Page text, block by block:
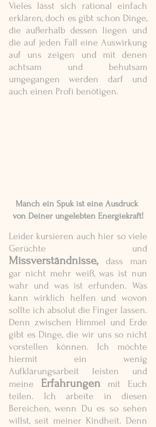
Vieles lässt sich rational einfach
erklären, doch es gibt schon Dinge,
die außerhalb dessen liegen und
die auf jeden Fall eine Auswirkung
auf uns zeigen und mit denen
achtsam und behutsam
umgegangen werden darf und
auch einen Profi benötigen.
Manch ein Spuk ist eine Ausdruck
von Deiner ungelebten Energiekraft!
Leider kursieren auch hier so viele
Missverständnisse, dass man
gar nicht mehr weiß, was ist nun
wahr und was ist erfunden. Was
kann wirklich helfen und wovon
sollte ich absolut die Finger lassen.
Denn zwischen Himmel und Erde
gibt es Dinge, die wir uns so nicht
vorstellen können. Ich möchte
hiermit ein wenig
Aufklärungsarbeit leisten und
meine Erfahrungen
mit Euch
teilen. Ich arbeite in diesen
Bereichen, wenn Du es so sehen
willst, seit meiner Kindheit. Denn